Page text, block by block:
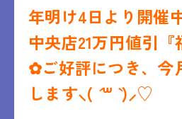
年明け4日より開催
中央店21万円値引『
✿ご好評につき、今
します⸜( ´ ꒳ ` )⸝♡︎